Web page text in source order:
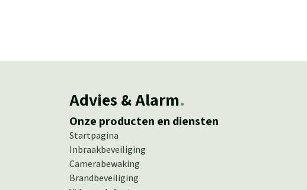
Advies & Alarm.
Onze producten en diensten
Startpagina
Inbraakbeveiliging
Camerabewaking
Brandbeveiliging